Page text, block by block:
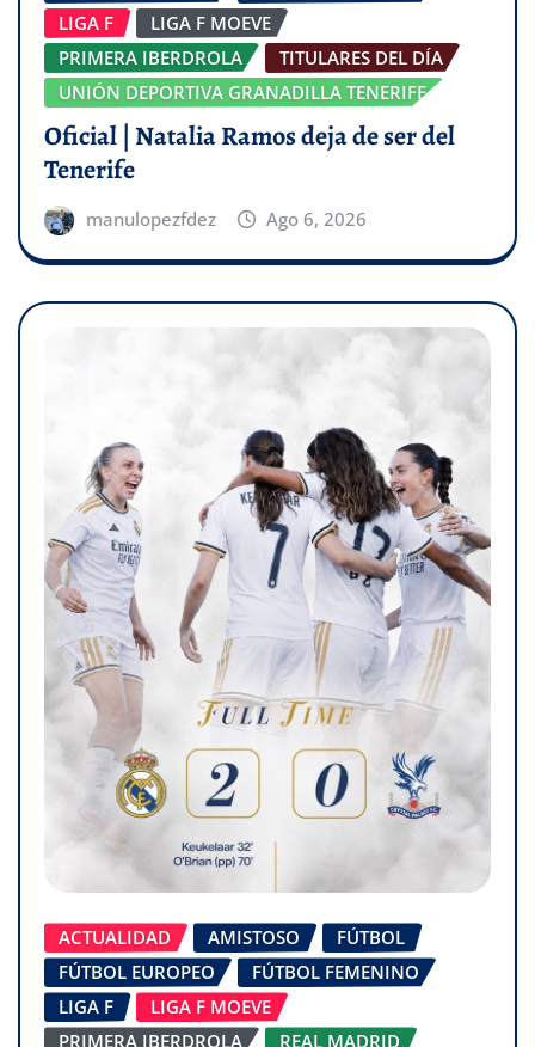
LIGA F
LIGA F MOEVE
PRIMERA IBERDROLA
TITULARES DEL DÍA
UNIÓN DEPORTIVA GRANADILLA TENERIFE
Oficial | Natalia Ramos deja de ser del
Tenerife
manulopezfdez Ago 6, 2026
ACTUALIDAD AMISTOSO
FÚTBOL
FÚTBOL EUROPEO
FÚTBOL FEMENINO
LIGA F
LIGA F MOEVE
PRIMERA IBERDROLA
REAL MADRID